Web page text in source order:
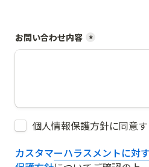
お問い合わせ内容 *
Untitled checkboxes field
カスタマーハラスメントに対